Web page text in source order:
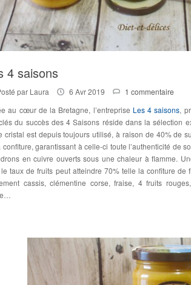
4 saisons
par Laura 6 Avr 2019
1 commentaire
au cœur de la Bretagne, l’entreprise Les 4 saisons,
du succès des 4 Saisons réside dans la sélection
cristal est depuis toujours utilisé, à raison de 40% de
confiture, garantissant à celle-ci toute l’authenticité de
en cuivre ouverts sous une chaleur à flamme.
taux de fruits peut atteindre 70% telle la confiture de
cassis, clémentine corse, fraise, 4 fruits